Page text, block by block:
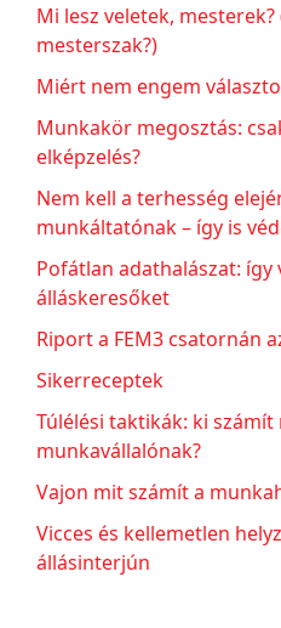
Mi lesz veletek,
mesterszak?)
Miért nem engem
Munkakör megosztás:
elképzelés?
Nem kell a terhesség
munkáltatónak – így is
Pofátlan adathalászat: így
álláskeresőket
Riport a FEM3 csatornán
Sikerreceptek
Túlélési taktikák: ki számít
munkavállalónak?
Vajon mit számít a
Vicces és kellemetlen
állásinterjún